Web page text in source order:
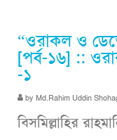
“ওরাকল ও
[পর্ব-১৬] ::
-১
by Md.Rahim Uddin
বিসমিল্লাহির